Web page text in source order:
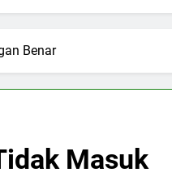
Benar
Masuk